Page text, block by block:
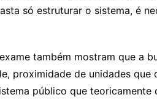
só estruturar o sistema, é
também mostram que a
proximidade de unidades que
público que teoricamente